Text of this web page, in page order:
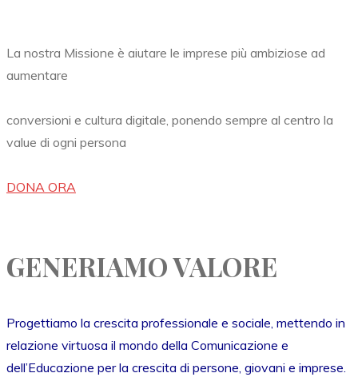
La nostra Missione è aiutare le imprese più ambiziose ad
aumentare
conversioni e cultura digitale, ponendo sempre al centro la
value di ogni persona
DONA ORA
GENERIAMO VALORE
Progettiamo la crescita professionale e sociale, mettendo in
relazione virtuosa il mondo della Comunicazione e
dell’Educazione per la crescita di persone, giovani e imprese.